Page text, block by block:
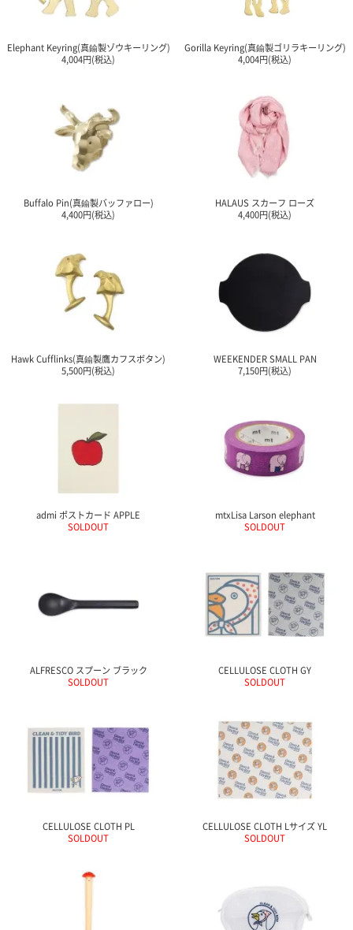
Elephant Keyring(真鍮製ゾウキーリング)
4,004円(税込)
Gorilla Keyring(真鍮製ゴリラキーリング)
4,004円(税込)
Buffalo Pin(真鍮製バッファロー)
4,400円(税込)
HALAUS スカーフ ローズ
4,400円(税込)
Hawk Cufflinks(真鍮製鷹カフスボタン)
5,500円(税込)
WEEKENDER SMALL PAN
7,150円(税込)
admi ポストカード APPLE
SOLDOUT
mtxLisa Larson elephant
SOLDOUT
ALFRESCO スプーン ブラック
SOLDOUT
CELLULOSE CLOTH GY
SOLDOUT
CELLULOSE CLOTH PL
SOLDOUT
CELLULOSE CLOTH Lサイズ YL
SOLDOUT